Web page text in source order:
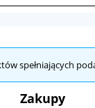
spełniających
Zakupy